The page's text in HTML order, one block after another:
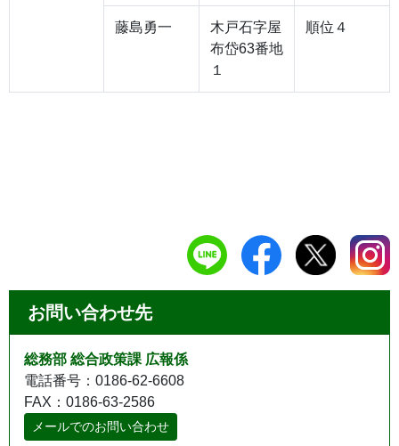
藤島勇一
木戸石字屋
布岱63番地
１
順位４
お問い合わせ先
総務部 総合政策課 広報係
電話番号：0186-62-6608
FAX：0186-63-2586
メールでのお問い合わせ